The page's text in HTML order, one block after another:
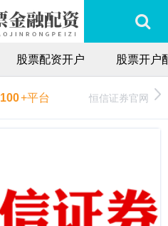
股票配资开户 股票开户
100+平台 恒信证券官网